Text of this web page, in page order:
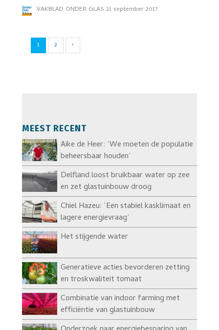
VAKBLAD ONDER GLAS 21 september 2017
1 2 ›
MEEST RECENT
Aike de Heer: ‘We moeten de populatie
beheersbaar houden’
Delfland loost bruikbaar water op zee
en zet glastuinbouw droog
Chiel Hazeu: ‘Een stabiel kasklimaat en
lagere energievraag’
Het stijgende water
Generatieve acties bevorderen zetting
en troskwaliteit tomaat
Combinatie van indoor farming met
efficiëntie van glastuinbouw